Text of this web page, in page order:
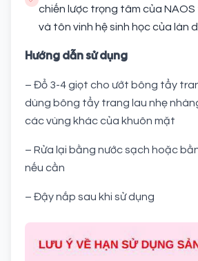
chiến lược trọng tâm của
và tôn vinh hệ sinh học của làn
Hướng dẫn sử dụng
– Đổ 3-4 giọt cho ướt bông tẩy
dùng bông tẩy trang lau nhẹ
các vùng khác của khuôn mặt
– Rửa lại bằng nước sạch hoặc
nếu cần
– Đậy nắp sau khi sử dụng